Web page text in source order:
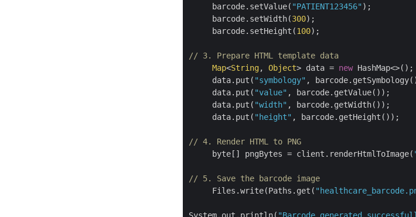
     barcode.setValue(
"PATIENT123456" );
     barcode.setWidth(
300);
     barcode.setHeight(
100);
// 3. Prepare HTML template data
Map<String, Object> data = new HashMap<>();
     data.put(
"symbology" ,
     data.put(
"value" , barcode.getValue());
     data.put(
"width" , barcode.getWidth());
     data.put(
"height" , barcode.getHeight());
// 4. Render HTML to PNG
     byte[] pngBytes = client.renderHtmlToImage(
// 5. Save the barcode image
     Files.write(Paths.get(